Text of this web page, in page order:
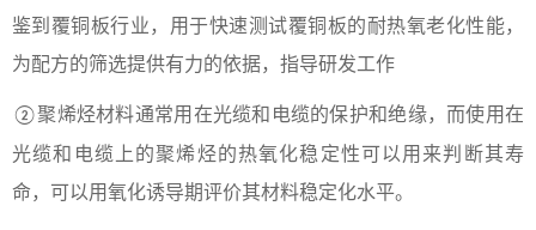
鉴到覆铜板行业，用于快速测试覆铜板的耐热氧老化性能，
为配方的筛选提供有力的依据，指导研发工作
②聚烯烃材料通常用在光缆和电缆的保护和绝缘，而使用在
光缆和电缆上的聚烯烃的热氧化稳定性可以用来判断其寿
命，可以用氧化诱导期评价其材料稳定化水平。